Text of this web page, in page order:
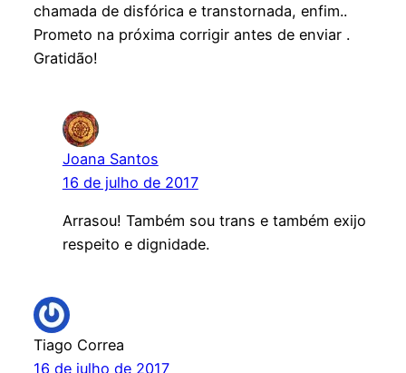
chamada de disfórica e transtornada, enfim..
Prometo na próxima corrigir antes de enviar .
Gratidão!
Joana Santos
16 de julho de 2017
Arrasou! Também sou trans e também exijo
respeito e dignidade.
Tiago Correa
16 de julho de 2017